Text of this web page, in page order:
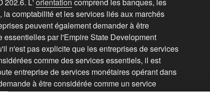
la comptabilité et les services liés aux marchés
peuvent également demander à être
essentielles par l'Empire State Development
n'est pas explicite que les entreprises de services
comme des services essentiels, il est
entreprise de services monétaires opérant dans
à être considérée comme un service